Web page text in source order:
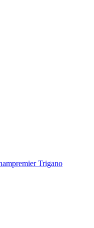
Trigano